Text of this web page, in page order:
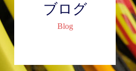
ブログ
Blog